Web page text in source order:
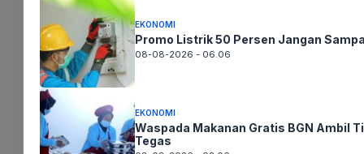
BERITA TERKINI
Desa Terbanyak Kandang Ayam Tak Bermanfaat,
Diduga Kuat Rugikan Keuangan Negara
UNCATEGORIZED
Oktober 27, 2022
EKONOMI
Promo Listrik 50 Persen Jangan
08-08-2026 - 06.06
EKONOMI
Waspada Makanan Gratis BGN Ambil
Tegas